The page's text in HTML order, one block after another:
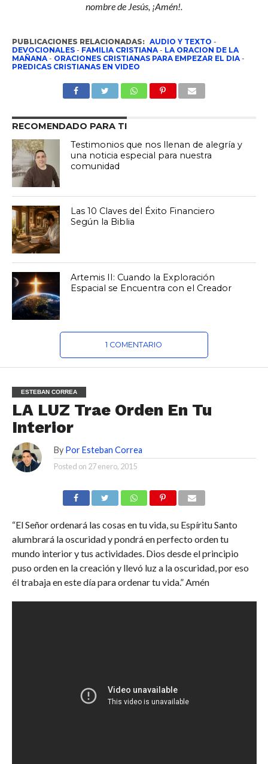
nombre de Jesús, ¡Amén!.
PUBLICACIONES RELACIONADAS: AUDIO Y TEXTO -
DEVOCIONALES- FAMILIA CRISTIANA- LA ORACION DE LA
MAÑANA- ORACIONES CRISTIANAS PARA EMPEZAR EL DIA-
PREDICAS CRISTIANAS EN VIDEO
RECOMENDADO PARA TI
Testimonios que nos llenan de alegría y
una noticia especial para nuestra
comunidad
Las 10 Claves del Éxito Financiero
Según la Biblia
Artemis II: Cuando la Exploración
Espacial se Encuentra con el Creador
1 COMENTARIO
ESTEBAN CORREA
LA LUZ Trae Orden En Tu
Interior
By Por Esteban Correa
Posted on 27 enero, 2015
“El Señor ordenará las cosas en tu vida, su Espíritu Santo
alumbrará la oscuridad y pondrá en perfecto orden tu
mundo interior y tus actividades. Dios desde el principio
puso orden en la creación y llevó luz a la oscuridad, por eso
él trabaja en este día para ordenar tu vida.” Amén